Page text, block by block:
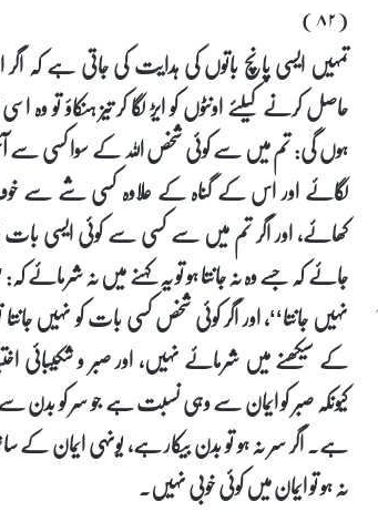
(۸۲)
تمہیں ایسی پانچ باتوں کی ہدایت کی جاتی ہے کہ
حاصل کرنے کیلئے اونٹوں کو ایڑ لگا کر تیز ہنکاؤ تو وہ
ہوں گی: تم میں سے کوئی شخص اللہ کے سوا کسی
لگائے اور اس کے گناہ کے علاوہ کسی شے سے
کھائے، اور اگر تم میں سے کسی سے کوئی ایسی بات
جائے کہ جسے وہ نہ جانتا ہو تو یہ کہنے میں نہ شرمائے
نہیں جانتا‘‘، اور اگر کوئی شخص کسی بات کو نہیں
کے سیکھنے میں شرمائے نہیں، اور صبر و شکیبائی
کیونکہ صبر کو ایمان سے وہی نسبت ہے جو سر کو بدن
ہے۔ اگر سر نہ ہو تو بدن بیکار ہے، یونہی ایمان کے
نہ ہو تو ایمان میں کوئی خوبی نہیں۔